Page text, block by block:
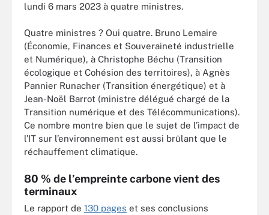
lundi 6 mars 2023 à quatre ministres.
Quatre ministres ? Oui quatre. Bruno Lemaire
(Économie, Finances et Souveraineté industrielle
et Numérique), à Christophe Béchu (Transition
écologique et Cohésion des territoires), à Agnès
Pannier Runacher (Transition énergétique) et à
Jean-Noël Barrot (ministre délégué chargé de la
Transition numérique et des Télécommunications).
Ce nombre montre bien que le sujet de l’impact de
l’IT sur l’environnement est aussi brûlant que le
réchauffement climatique.
80 % de l’empreinte carbone vient des
terminaux
Le rapport de 130 pages et ses conclusions